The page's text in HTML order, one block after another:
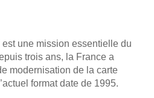
est une mission essentielle du
trois ans, la France a
modernisation de la carte
format date de 1995.